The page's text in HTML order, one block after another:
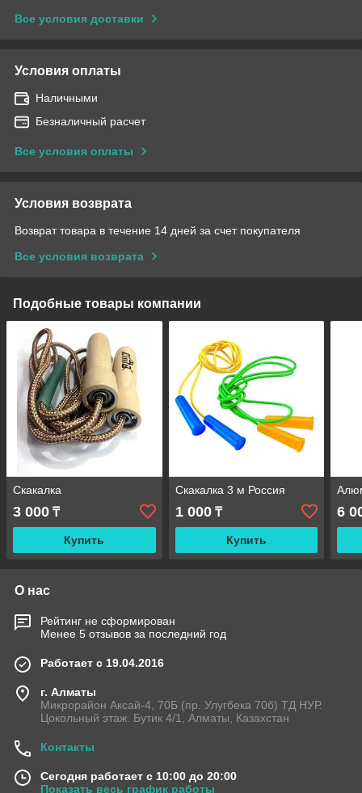
Все условия доставки
Условия оплаты
Наличными
Безналичный расчет
Все условия оплаты
Условия возврата
Возврат товара в течение 14 дней за счет покупателя
Все условия возврата
Подобные товары компании
Скакалка
3 000 ₸
Купить
Скакалка 3 м Россия
1 000₸
Купить
6
О нас
Рейтинг не сформирован
Менее 5 отзывов за последний год
Работает с 19.04.2016
г. Алматы
Микрорайон Аксай-4, 70Б (пр. Улугбека 70б) ТД НУР.
Цокольный этаж. Бутик 4/1, Алматы, Казахстан
Контакты
Сегодня работает с 10:00 до 20:00
Показать весь график работы